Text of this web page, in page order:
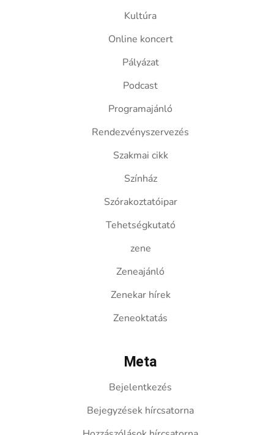
Kultúra
Online koncert
Pályázat
Podcast
Programajánló
Rendezvényszervezés
Szakmai cikk
Színház
Szórakoztatóipar
Tehetségkutató
zene
Zeneajánló
Zenekar hírek
Zeneoktatás
Meta
Bejelentkezés
Bejegyzések hírcsatorna